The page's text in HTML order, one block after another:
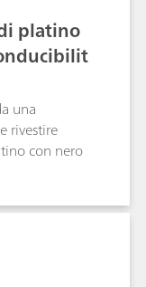
gli
vengono
di
platino
una
rivestire
con nero